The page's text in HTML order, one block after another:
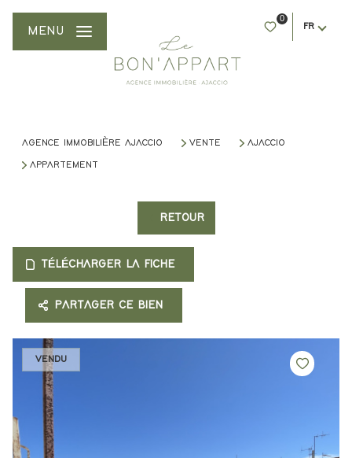
0
FR
MENU
AGENCE IMMOBILIÈRE AJACCIO VENTE AJACCIO
APPARTEMENT
RETOUR
TÉLÉCHARGER LA FICHE
PARTAGER CE BIEN
VENDU